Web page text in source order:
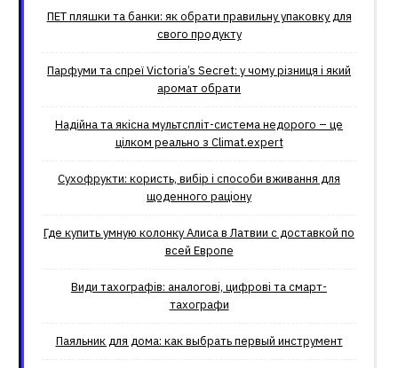
ПЕТ пляшки та банки: як обрати правильну упаковку для
свого продукту
Парфуми та спреї Victoria’s Secret: у чому різниця і який
аромат обрати
Надійна та якісна мультспліт-система недорого – це
цілком реально з Climat.еxpert
Сухофрукти: користь, вибір і способи вживання для
щоденного раціону
Где купить умную колонку Алиса в Латвии с доставкой по
всей Европе
Види тахографів: аналогові, цифрові та смарт-
тахографи
Паяльник для дома: как выбрать первый инструмент